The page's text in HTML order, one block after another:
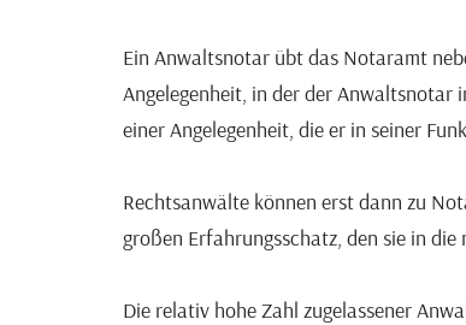
Ein Anwaltsnotar übt das Notaramt
Angelegenheit, in der der
einer Angelegenheit, die er in seiner
Rechtsanwälte können erst dann zu
großen Erfahrungsschatz, den sie in
Die relativ hohe Zahl zugelassener